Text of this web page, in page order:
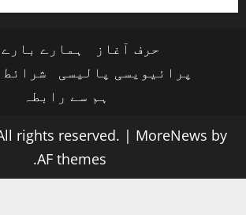
حرف آغاز
ہمارے
پرائیویسی پالیسی
ہم سے رابطہ
rights reserved. | MoreNews by
AF themes.